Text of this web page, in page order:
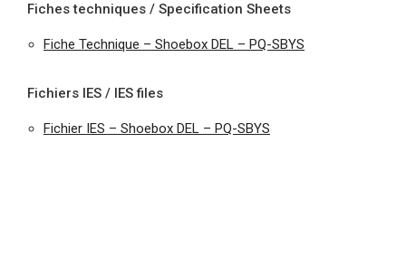
Fiches techniques / Specification Sheets
Fiche Technique – Shoebox DEL – PQ-SBYS
Fichiers IES / IES files
Fichier IES – Shoebox DEL – PQ-SBYS